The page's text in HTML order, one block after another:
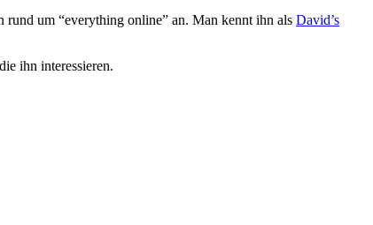
rund um “everything online” an. Man kennt ihn als David’s
ihn interessieren.